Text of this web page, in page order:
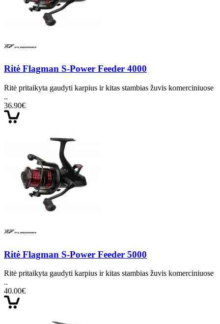
Ritė Flagman S-Power Feeder 4000
Ritė pritaikyta gaudyti karpius ir kitas stambias žuvis komerciniuose
..
36.90€
Ritė Flagman S-Power Feeder 5000
Ritė pritaikyta gaudyti karpius ir kitas stambias žuvis komerciniuose
..
40.00€